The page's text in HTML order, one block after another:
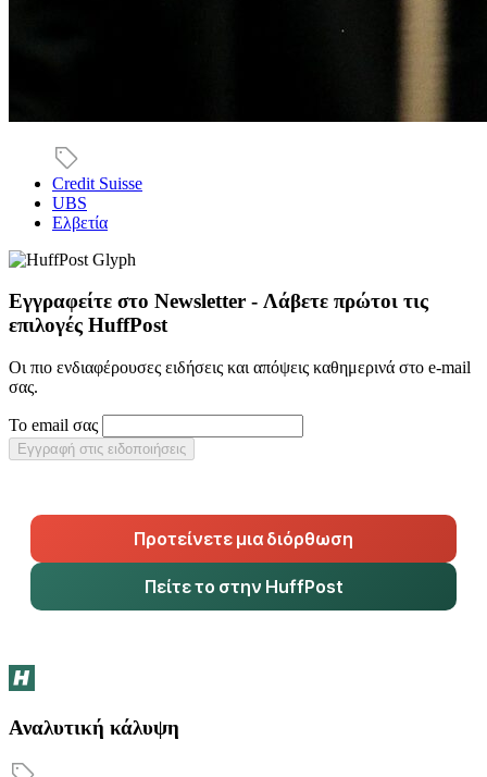
Credit Suisse
UBS
Ελβετία
Εγγραφείτε στο Newsletter - Λάβετε πρώτοι τις
επιλογές HuffPost
Οι πιο ενδιαφέρουσες ειδήσεις και απόψεις καθημερινά στο e-mail
σας.
Το email σας
Εγγραφή στις ειδοποιήσεις
Προτείνετε μια διόρθωση
Πείτε το στην HuffPost
Αναλυτική κάλυψη